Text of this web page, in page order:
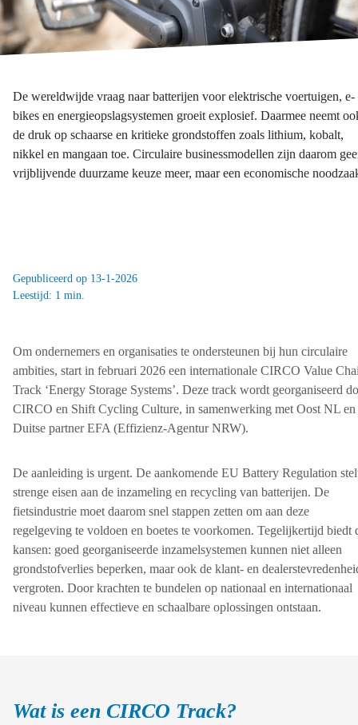
De wereldwijde vraag naar batterijen voor elektrische voertuigen, e-
bikes en energieopslagsystemen groeit explosief. Daarmee neemt
de druk op schaarse en kritieke grondstoffen zoals lithium, kobalt,
nikkel en mangaan toe. Circulaire businessmodellen zijn daarom
vrijblijvende duurzame keuze meer, maar een economische
Gepubliceerd op 13-1-2026
Leestijd: 1 min.
Om ondernemers en organisaties te ondersteunen bij hun circulaire
ambities, start in februari 2026 een internationale CIRCO Value
Track ‘Energy Storage Systems’. Deze track wordt georganiseerd
CIRCO en Shift Cycling Culture, in samenwerking met Oost NL en
Duitse partner EFA (Effizienz-Agentur NRW).
De aanleiding is urgent. De aankomende EU Battery Regulation
strenge eisen aan de inzameling en recycling van batterijen. De
fietsindustrie moet daarom snel stappen zetten om aan deze
regelgeving te voldoen en boetes te voorkomen. Tegelijkertijd biedt
kansen: goed georganiseerde inzamelsystemen kunnen niet alleen
grondstofverlies beperken, maar ook de klant- en
vergroten. Door krachten te bundelen op nationaal en internationaal
niveau kunnen effectieve en schaalbare oplossingen ontstaan.
Wat is een CIRCO Track?